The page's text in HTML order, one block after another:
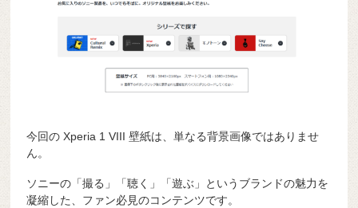
今回の Xperia 1 VIII 壁紙は、単なる背景画像ではありませ
ん。
ソニーの「撮る」「聴く」「遊ぶ」というブランドの魅力を
凝縮した、ファン必見のコンテンツです。